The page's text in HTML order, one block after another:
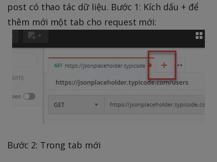
post có thao tác dữ liệu. Bước 1: Kích dấu + để
thêm mới một tab cho request mới:
Bước 2: Trong tab mới